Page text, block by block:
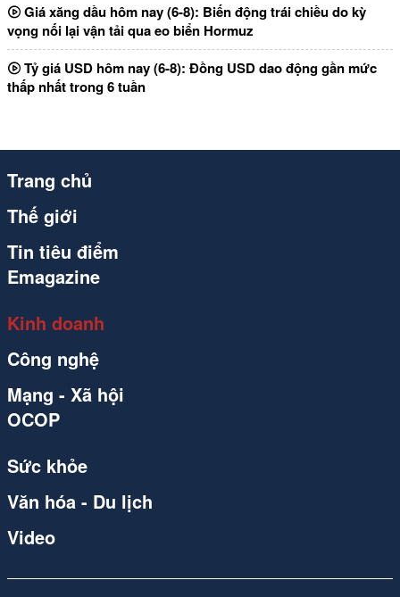
Giá xăng dầu hôm nay (6-8): Biến động trái chiều do kỳ
vọng nối lại vận tải qua eo biển Hormuz
Tỷ giá USD hôm nay (6-8): Đồng USD dao động gần mức
thấp nhất trong 6 tuần
Trang chủ
Thế giới
Tin tiêu điểm
Emagazine
Kinh doanh
Công nghệ
Mạng - Xã hội
OCOP
Sức khỏe
Văn hóa - Du lịch
Video